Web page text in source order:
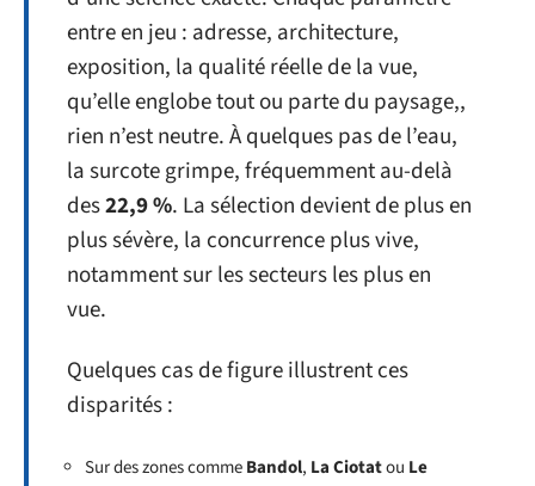
entre en jeu : adresse, architecture,
exposition, la qualité réelle de la vue,
qu’elle englobe tout ou parte du paysage,,
rien n’est neutre. À quelques pas de l’eau,
la surcote grimpe, fréquemment au-delà
des22,9 %. La sélection devient de plus en
plus sévère, la concurrence plus vive,
notamment sur les secteurs les plus en
vue.
Quelques cas de figure illustrent ces
disparités :
Sur des zones commeBandol, La Ciotatou Le